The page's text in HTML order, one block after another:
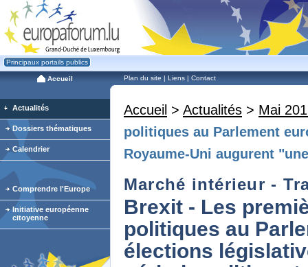
Principaux portails publics
Accueil Plan du site | Liens | Contact
Accueil > Actualités > Mai
politiques au Parlement
Royaume-Uni augurent
Marché intérieur -
Brexit - Les
politiques au
élections
Actualités
Dossiers thématiques
Calendrier
Comprendre l'Europe
Initiative européenne
citoyenne